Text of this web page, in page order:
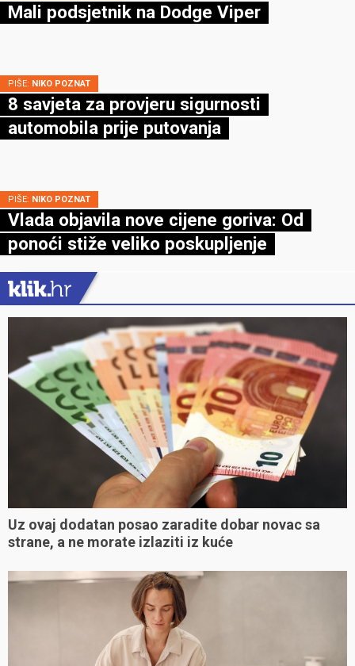
Mali podsjetnik na Dodge Viper
PIŠE: NIKO POZNAT
8 savjeta za provjeru sigurnosti
automobila prije putovanja
PIŠE: NIKO POZNAT
Vlada objavila nove cijene goriva: Od
ponoći stiže veliko poskupljenje
Uz ovaj dodatan posao zaradite dobar novac sa
strane, a ne morate izlaziti iz kuće